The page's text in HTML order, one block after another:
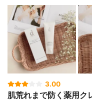
3.00
肌荒れまで防く薬用